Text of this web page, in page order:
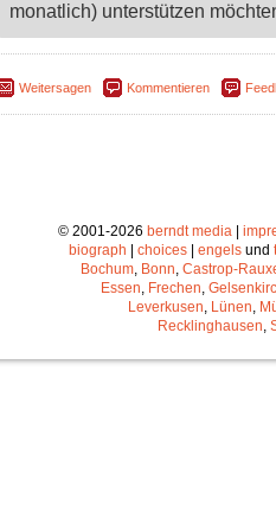
monatlich) unterstützen
Weitersagen Kommentieren
© 2001-2026 berndt media|
biograph
choices engels und
Bochum, Bonn, Castrop-
Essen, Frechen,
Leverkusen, Lünen,
Recklinghausen,